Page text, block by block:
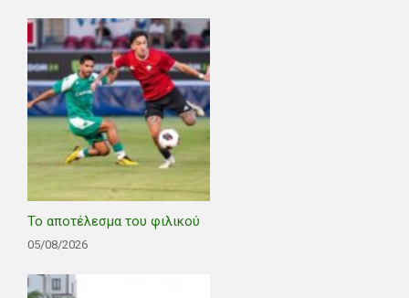
Το αποτέλεσμα του φιλικού
05/08/2026